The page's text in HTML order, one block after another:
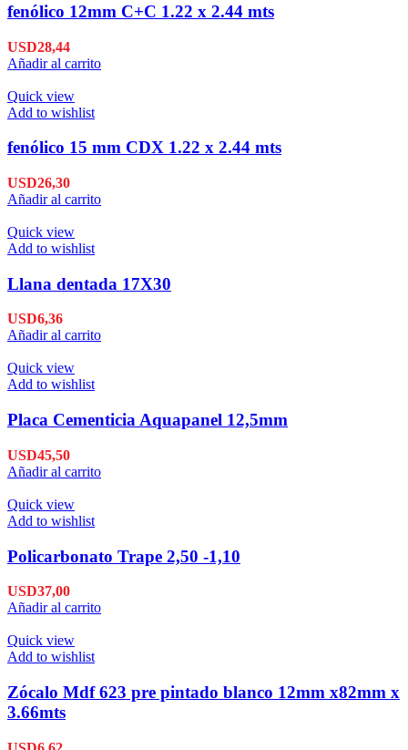
fenólico 12mm C+C 1.22 x 2.44 mts
USD28,44
Añadir al carrito
Quick view
Add to wishlist
fenólico 15 mm CDX 1.22 x 2.44 mts
USD26,30
Añadir al carrito
Quick view
Add to wishlist
Llana dentada 17X30
USD6,36
Añadir al carrito
Quick view
Add to wishlist
Placa Cementicia Aquapanel 12,5mm
USD45,50
Añadir al carrito
Quick view
Add to wishlist
Policarbonato Trape 2,50 -1,10
USD37,00
Añadir al carrito
Quick view
Add to wishlist
Zócalo Mdf 623 pre pintado blanco 12mm x82mm x
3.66mts